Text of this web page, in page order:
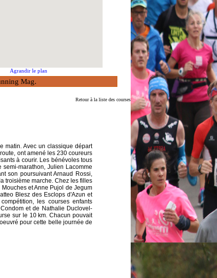
Agrandir le plan
Mag.
Retour à la liste des courses
matin. Avec un classique départ
ont amené les 230 coureurs
à courir. Les bénévoles tous
marathon, Julien Lacomme
son poursuivant Arnaud Rossi,
troisième marche. Chez les filles
et Anne Pujol de Jegum
Blesz des Esclops d'Azun et
les courses enfants
et de Nathalie Duclovel-
sur le 10 km. Chacun pouvait
pour cette belle journée de